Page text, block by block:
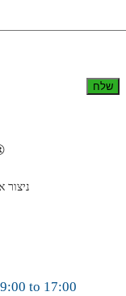
to 17:00